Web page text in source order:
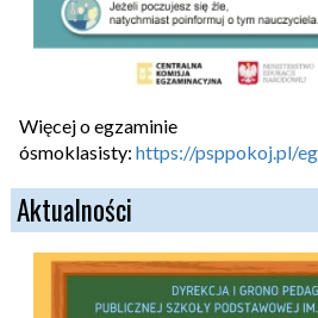
Więcej o egzaminie
ósmoklasisty: https://psppokoj.pl/
Aktualności